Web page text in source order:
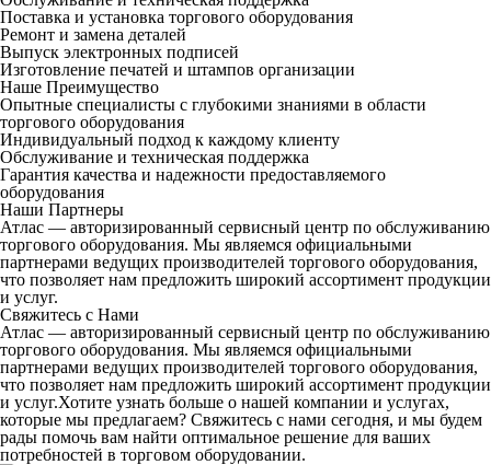
Поставка и установка торгового оборудования
Ремонт и замена деталей
Выпуск электронных подписей
Изготовление печатей и штампов организации
Наше Преимущество
Опытные специалисты с глубокими знаниями в области
торгового оборудования
Индивидуальный подход к каждому клиенту
Обслуживание и техническая поддержка
Гарантия качества и надежности предоставляемого
оборудования
Наши Партнеры
Атлас — авторизированный сервисный центр по обслуживанию
торгового оборудования. Мы являемся официальными
партнерами ведущих производителей торгового оборудования,
что позволяет нам предложить широкий ассортимент продукции
и услуг.
Свяжитесь с Нами
Атлас — авторизированный сервисный центр по обслуживанию
торгового оборудования. Мы являемся официальными
партнерами ведущих производителей торгового оборудования,
что позволяет нам предложить широкий ассортимент продукции
и услуг.Хотите узнать больше о нашей компании и услугах,
которые мы предлагаем? Свяжитесь с нами сегодня, и мы будем
рады помочь вам найти оптимальное решение для ваших
потребностей в торговом оборудовании.